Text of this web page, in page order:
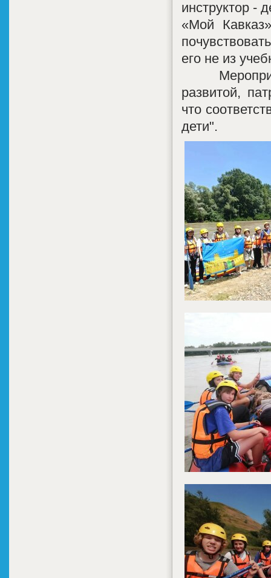
инструктор -
«Мой
его не из
развитой,
что
дети".